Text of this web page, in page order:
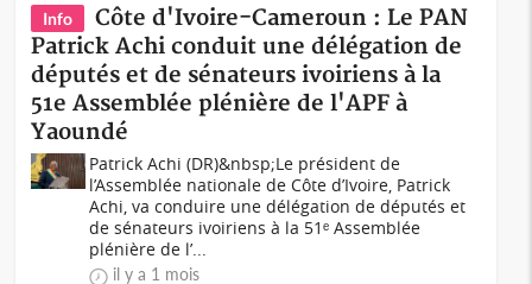
Info
Côte d'Ivoire-Cameroun : Le PAN
Patrick Achi conduit une délégation de
députés et de sénateurs ivoiriens à la
51e Assemblée plénière de l'APF à
Yaoundé
Patrick Achi (DR)&nbsp;Le président de
l’Assemblée nationale de Côte d’Ivoire, Patrick
Achi, va conduire une délégation de députés et
de sénateurs ivoiriens à la 51ᵉ Assemblée
plénière de l’...
il y a 1 mois